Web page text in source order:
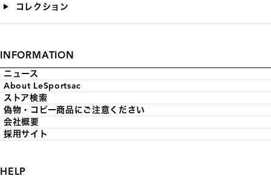
コレクション
INFORMATION
ニュース
About LeSportsac
ストア検索
偽物・コピー商品にご注意ください
会社概要
採用サイト
HELP